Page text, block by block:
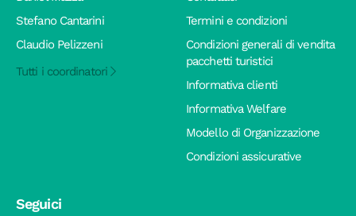
Stefano Cantarini
Claudio Pelizzeni
Tutti i coordinatori
Termini e condizioni
Condizioni generali di vendita
pacchetti turistici
Informativa clienti
Informativa Welfare
Modello di Organizzazione
Condizioni assicurative
Seguici